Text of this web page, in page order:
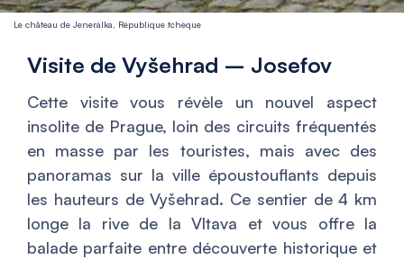
Le château de Jenerálka, République tchèque
Visite de Vyšehrad – Josefov
Cette visite vous révèle un nouvel aspect
insolite de Prague, loin des circuits fréquentés
en masse par les touristes, mais avec des
panoramas sur la ville époustouflants depuis
les hauteurs de Vyšehrad. Ce sentier de 4 km
longe la rive de la Vltava et vous offre la
balade parfaite entre découverte historique et